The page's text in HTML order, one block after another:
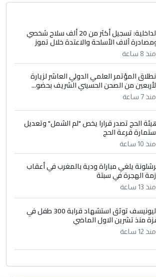
الداخلية: تسجيل أكثر من 20 ألف سلاح شخصي
آلاف الأسلحة والاعتدة خلال تموز
منذ 8 ساعة
المؤتمر العلمي الدولي العاشر لزيارة
من الصحن الحسيني الشريف بحضو...
منذ 7 ساعة
الحج تصدر قرارا يخص "لم الشمل" وتعديل
قرعة الحج
منذ 10 ساعة
يلغي مباراة ودية بالمغرب في أعقاب
الهجرة في سبتة
منذ 13 ساعة
اليونيسف توثق استشهاد قرابة 300 طفل في
منذ تشرين الاول الماضي
منذ 12 ساعة